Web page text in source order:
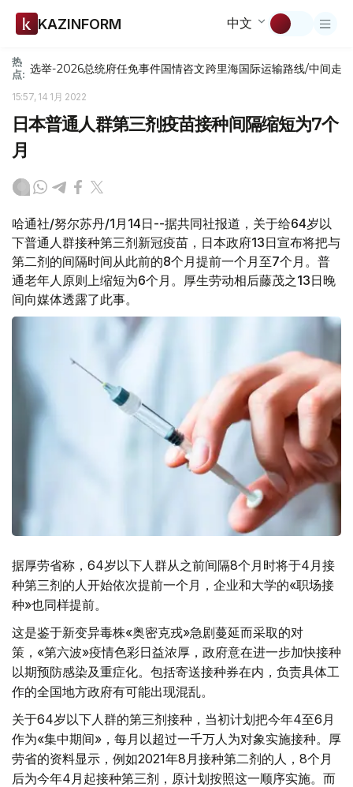
KAZINFORM 中文
热
点: 选举-2026总统府任免事件国情咨文跨里海国际运输路线/中间走廊
15:57, 14 1月 2022
日本普通人群第三剂疫苗接种间隔缩短为7个
月
哈通社/努尔苏丹/1月14日--据共同社报道，关于给64岁以
下普通人群接种第三剂新冠疫苗，日本政府13日宣布将把与
第二剂的间隔时间从此前的8个月提前一个月至7个月。普
通老年人原则上缩短为6个月。厚生劳动相后藤茂之13日晚
间向媒体透露了此事。
据厚劳省称，64岁以下人群从之前间隔8个月时将于4月接
种第三剂的人开始依次提前一个月，企业和大学的«职场接
种»也同样提前。
这是鉴于新变异毒株«奥密克戎»急剧蔓延而采取的对
策，«第六波»疫情色彩日益浓厚，政府意在进一步加快接种
以期预防感染及重症化。包括寄送接种券在内，负责具体工
作的全国地方政府有可能出现混乱。
关于64岁以下人群的第三剂接种，当初计划把今年4至6月
作为«集中期间»，每月以超过一千万人为对象实施接种。厚
劳省的资料显示，例如2021年8月接种第二剂的人，8个月
后为今年4月起接种第三剂，原计划按照这一顺序实施。而